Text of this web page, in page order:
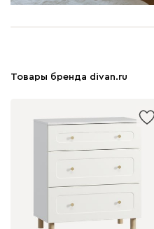
Товары бренда divan.ru